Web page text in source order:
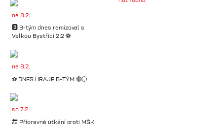
ne 8.2.
🅱️ B-tým dnes remizoval s
Velkou Bystřicí 2:2 ⚽️
ne 8.2.
⚽️ DNES HRAJE B-TÝM 🔴⚪️
so 7.2.
🔚 Přípravné utkání proti MŠK